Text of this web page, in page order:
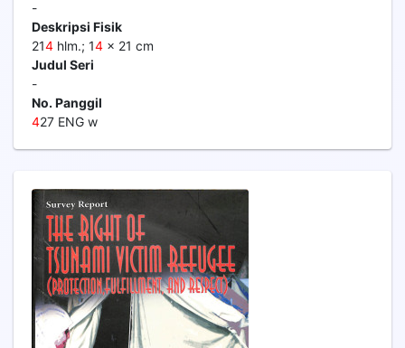
-
Deskripsi Fisik
214 hlm.; 14 x 21 cm
Judul Seri
-
No. Panggil
427 ENG w